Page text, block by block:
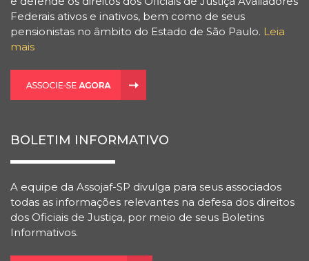
Federais ativos e inativos, bem como de seus
pensionistas no âmbito do Estado de São Paulo. Leia
mais
BOLETIM INFORMATIVO
A equipe da Assojaf-SP divulga para seus associados
todas as informações relevantes na defesa dos direitos
dos Oficiais de Justiça, por meio de seus Boletins
Informativos.